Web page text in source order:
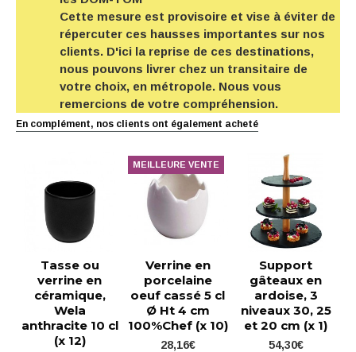
Cette mesure est provisoire et vise à éviter de
répercuter ces hausses importantes sur nos
clients. D'ici la reprise de ces destinations,
nous pouvons livrer chez un transitaire de
votre choix, en métropole. Nous vous
remercions de votre compréhension.
En complément, nos clients ont également acheté
Tasse ou
verrine en
céramique,
Wela
anthracite 10 cl
(x 12)
MEILLEURE VENTE
Verrine en
porcelaine
oeuf cassé 5 cl
Ø Ht 4 cm
100%Chef (x 10)
28,16€
Support
gâteaux en
ardoise, 3
niveaux 30, 25
et 20 cm (x 1)
54,30€